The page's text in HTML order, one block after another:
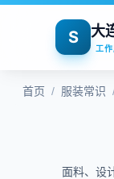
S 大
工
首页 / 服装常识
面料、设